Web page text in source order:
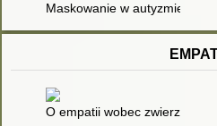
Maskowanie w autyzmie -
O empatii wobec zwierząt